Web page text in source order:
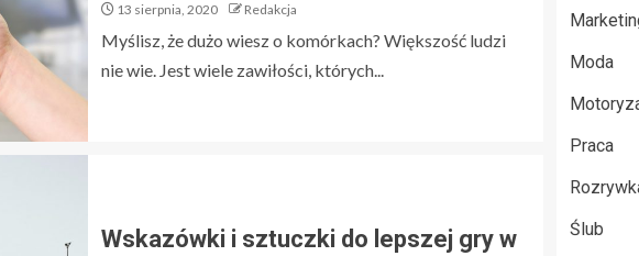
13 sierpnia, 2020 Redakcja
Myślisz, że dużo wiesz o komórkach? Większość ludzi
nie wie. Jest wiele zawiłości, których...
Wskazówki i sztuczki do lepszej gry w
Moda
Praca
Ślub